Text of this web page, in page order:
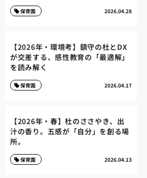
2026.04.28
保育園
【2026年・環境考】鎮守の杜とDX
が交差する、感性教育の「最適解」
を読み解く
2026.04.17
保育園
【2026年・春】杜のささやき、出
汁の香り。五感が「自分」を創る場
所。
2026.04.13
保育園